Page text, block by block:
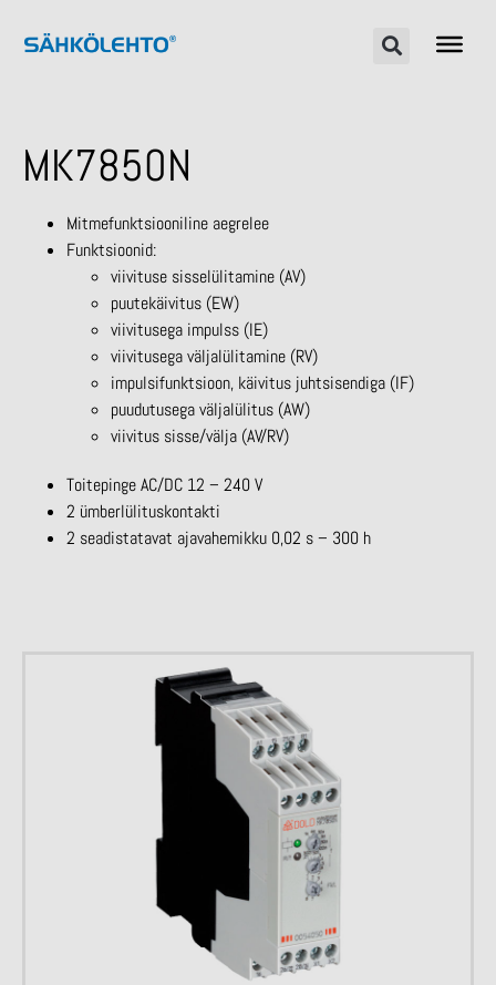
MK7850N
Mitmefunktsiooniline aegrelee
Funktsioonid:
viivituse sisselülitamine (AV)
puutekäivitus (EW)
viivitusega impulss (IE)
viivitusega väljalülitamine (RV)
impulsifunktsioon, käivitus juhtsisendiga (IF)
puudutusega väljalülitus (AW)
viivitus sisse/välja (AV/RV)
Toitepinge AC/DC 12 – 240 V
2 ümberlülituskontakti
2 seadistatavat ajavahemikku 0,02 s – 300 h